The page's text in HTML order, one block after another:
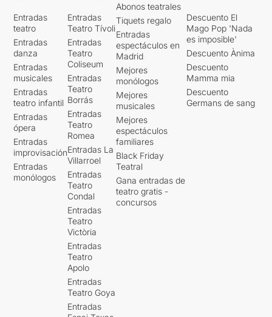
Entradas
teatro
Entradas
danza
Entradas
musicales
Entradas
teatro infantil
Entradas
ópera
Entradas
improvisación
Entradas
monólogos
Entradas
Teatro Tívoli
Entradas
Teatro
Coliseum
Entradas
Teatro
Borrás
Entradas
Teatro
Romea
Entradas La
Villarroel
Entradas
Teatro
Condal
Entradas
Teatro
Victòria
Entradas
Teatro
Apolo
Entradas
Teatro Goya
Entradas
Abonos teatrales
Tiquets regalo
Entradas
espectáculos en
Madrid
Mejores
monólogos
Mejores
musicales
Mejores
espectáculos
familiares
Black Friday
Teatral
Gana entradas de
teatro gratis -
concursos
Descuento El
Mago Pop 'Nada
es imposible'
Descuento Ànima
Descuento
Mamma mia
Descuento
Germans de sang